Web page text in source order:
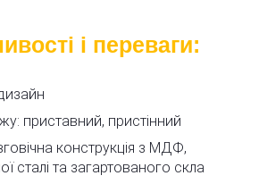
і переваги:
приставний, пристінний
конструкція з МДФ,
сталі та загартованого скла